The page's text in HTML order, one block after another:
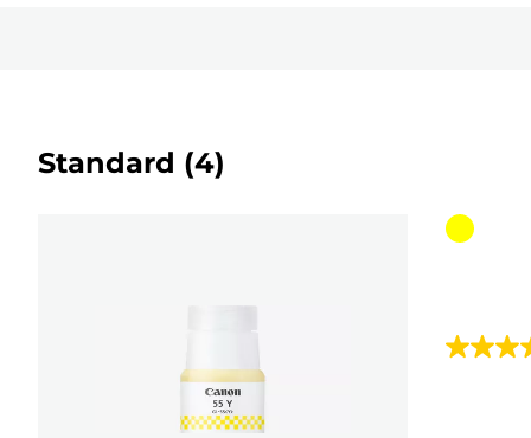
Standard (4)
4.9